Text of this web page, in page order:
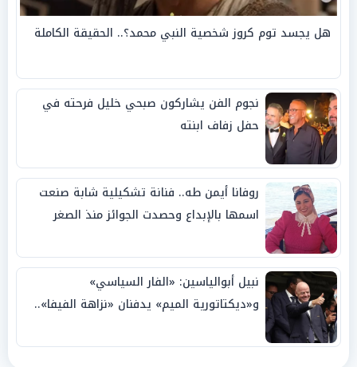
هل يجسد توم كروز شخصية النبي محمد؟.. الحقيقة الكاملة
نجوم الفن يشاركون صبحي خليل فرحته في
حفل زفاف ابنته
روفانا أيمن طه.. فنانة تشكيلية شابة صنعت
اسمها بالإبداع وحصدت الجوائز منذ الصغر
نبيل أبوالياسين: «الفار السياسي»
و«ديكتاتورية الميم» يدفنان «نزاهة الفيفا»..